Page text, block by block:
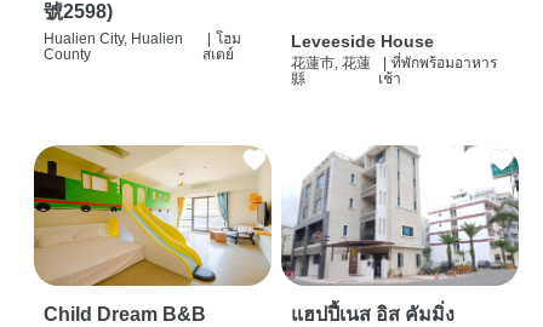
號2598)
Hualien City, Hualien
County
โฮม
สเตย์
Leveeside House
花蓮市, 花蓮
縣
ที่พักพร้อมอาหาร
เช้า
Child Dream B&B แฮปปี้เนส อิส คัมมิ่ง